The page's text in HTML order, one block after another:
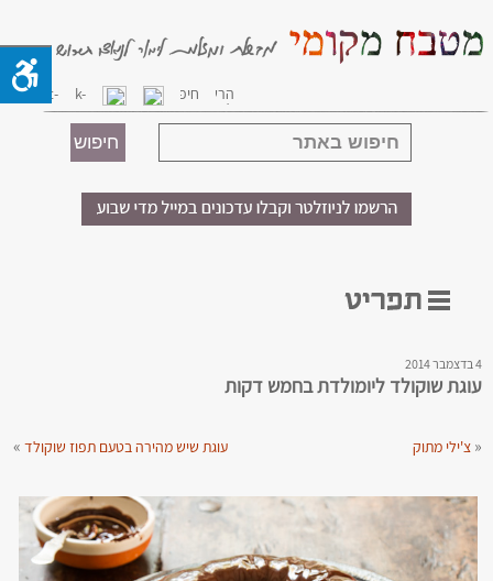
4 בדצמבר 2014
עוגת שוקולד ליומולדת בחמש דקות
« צ'ילי מתוק עוגת שיש מהירה בטעם תפוז שוקולד»